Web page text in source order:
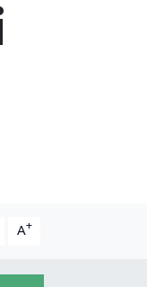
A+